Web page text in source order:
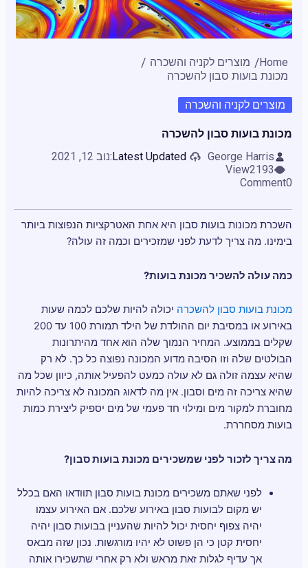
Home
מוצרים לקניה והשכרה
מכונת בועות סבון להשכרה
מוצרים לקניה והשכרה
מכונת בועות סבון להשכרה
George Harris
Latest Updated:נוב 12, 2021
2193
View
Comment
השכרת מכונות בועות סבון היא אחת האטרקציות הנפוצות ביותר
בימינו. מה צריך לדעת לפני שמזכירים וכמה זה עולה?
כמה עולה להשכיר מכונת בועות?
מכונת בועות סבון להשכרהיכולה להיות שלכם לכמה שעות
באירוע או במסיבת יום ההולדת של הילד תמורת 100 עד 200
שקלים בממוצע. המחיר הנמוך שלה הוא אחד מהיתרונות
הבולטים שלה וזו הסיבה מדוע המכונה נפוצה כל כך. לא רק
שהיא עצמה זולה גם לא עולה כמעט להפעיל אותה, כיוון שכל מה
שהיא צריכה זה מים וסבון. אין מה לדאוג המכונה לא צריכה להיות
מחוברת למקור מים ומילוי חד פעמי של מים יספיק ליצירת כמות
בועות מסחררת.
מה צריך לזכור לפני שמשכירים מכונת בועות סבון?
לפני שאתם משכירים מכונת בועות סבון תוודאו האם בכלל
יש מקום לבועות סבון באירוע שלכם. אם האירוע עצמו
יהיה צפוף יחסית יכול להיות שהעניין בבועות סבון יהיה
יחסית קטן כי הן פשוט לא יהיו מורגשות. נכון שזה מבאס
אך עדיף לגלות זאת מראש ולא רק אחרי שתשכירו אותה